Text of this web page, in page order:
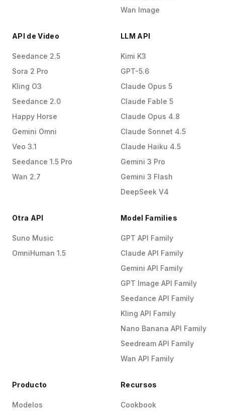
Wan Image
API de Video
Seedance 2.5
Sora 2 Pro
Kling O3
Seedance 2.0
Happy Horse
Gemini Omni
Veo 3.1
Seedance 1.5 Pro
Wan 2.7
LLM API
Kimi K3
GPT-5.6
Claude Opus 5
Claude Fable 5
Claude Opus 4.8
Claude Sonnet 4.5
Claude Haiku 4.5
Gemini 3 Pro
Gemini 3 Flash
DeepSeek V4
Otra API
Suno Music
OmniHuman 1.5
Model Families
GPT API Family
Claude API Family
Gemini API Family
GPT Image API Family
Seedance API Family
Kling API Family
Nano Banana API Family
Seedream API Family
Wan API Family
Producto
Modelos
Recursos
Cookbook